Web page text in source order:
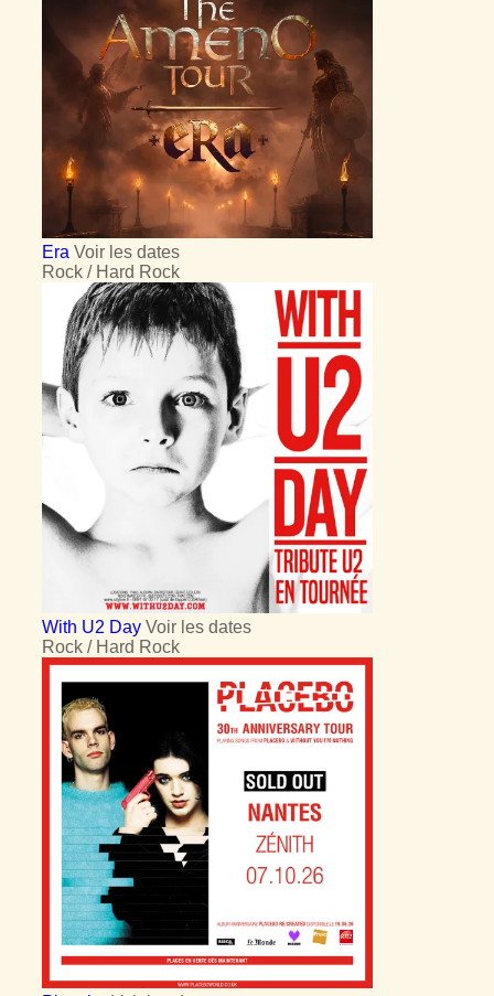
Era Voir les dates
Rock / Hard Rock
With U2 Day Voir les dates
Rock / Hard Rock